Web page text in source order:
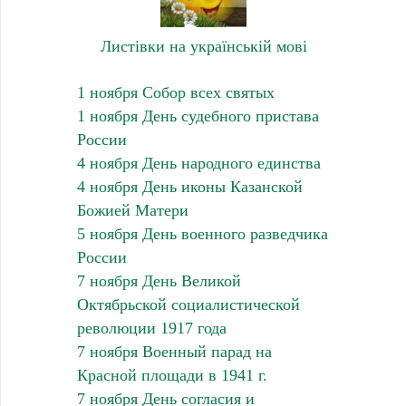
Листівки на українській мові
1 ноября Собор всех святых
1 ноября День судебного пристава
России
4 ноября День народного единства
4 ноября День иконы Казанской
Божией Матери
5 ноября День военного разведчика
России
7 ноября День Великой
Октябрьской социалистической
революции 1917 года
7 ноября Военный парад на
Красной площади в 1941 г.
7 ноября День согласия и